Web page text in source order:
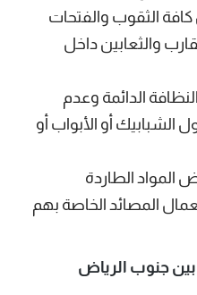
الثقوب والفتحات
والثعابين داخل
الدائمة وعدم
أو الأبواب أو
المواد الطاردة
المصائد الخاصة بهم
جنوب الرياض